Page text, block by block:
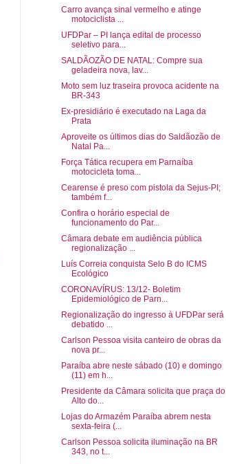
Carro avança sinal vermelho e atinge
motociclista ...
UFDPar – PI lança edital de processo
seletivo para...
SALDÃOZÃO DE NATAL: Compre sua
geladeira nova, lav...
Moto sem luz traseira provoca acidente na
BR-343
Ex-presidiário é executado na Laga da
Prata
Aproveite os últimos dias do Saldãozão de
Natal Pa...
Força Tática recupera em Parnaíba
motocicleta toma...
Cearense é preso com pistola da Sejus-PI;
também f...
Confira o horário especial de
funcionamento do Par...
Câmara debate em audiência pública
regionalização ...
Luís Correia conquista Selo B do ICMS
Ecológico
CORONAVÍRUS: 13/12- Boletim
Epidemiológico de Parn...
Regionalização do ingresso à UFDPar será
debatido ...
Carlson Pessoa visita canteiro de obras da
nova pr...
Paraíba abre neste sábado (10) e domingo
(11) em h...
Presidente da Câmara solicita que praça do
Alto do...
Lojas do Armazém Paraíba abrem nesta
sexta-feira (...
Carlson Pessoa solicita iluminação na BR
343, no t...